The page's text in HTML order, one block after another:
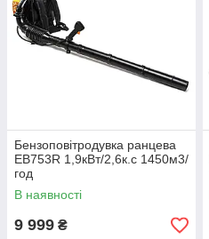
Бензоповітродувка ранцева
EB753R 1,9кВт/2,6к.с 1450м3/
год
В наявності
9 999 ₴